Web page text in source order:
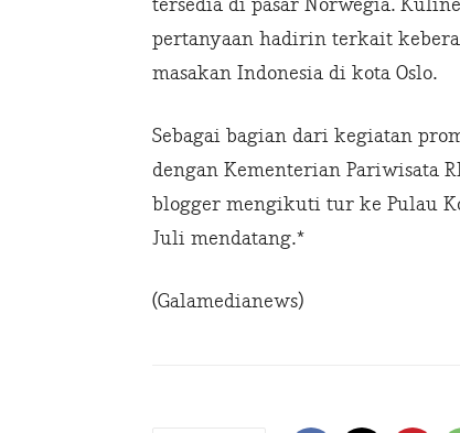
tersedia di pasar Norwegia.
pertanyaan hadirin terkait
masakan Indonesia di kota Oslo.
Sebagai bagian dari kegiatan
dengan Kementerian Pariwisata
blogger mengikuti tur ke Pulau
Juli mendatang.*
(Galamedianews)